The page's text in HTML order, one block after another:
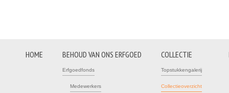
HOME BEHOUD VAN ONS ERFGOED
Erfgoedfonds
Medewerkers
COLLECTIE
Topstukkengalerij
Collectieoverzicht